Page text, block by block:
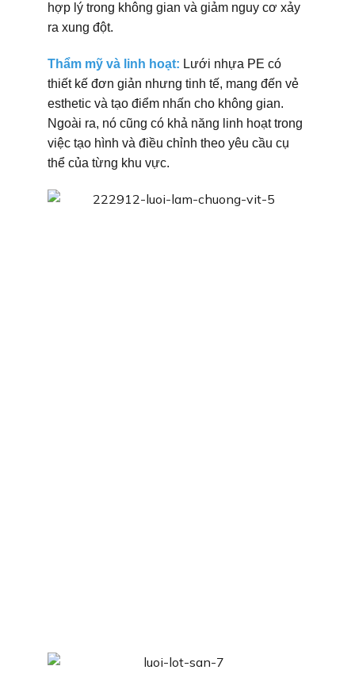
hợp lý trong không gian và giảm nguy cơ xảy
ra xung đột.
Thẩm mỹ và linh hoạt: Lưới nhựa PE có
thiết kế đơn giản nhưng tinh tế, mang đến vẻ
esthetic và tạo điểm nhấn cho không gian.
Ngoài ra, nó cũng có khả năng linh hoạt trong
việc tạo hình và điều chỉnh theo yêu cầu cụ
thể của từng khu vực.